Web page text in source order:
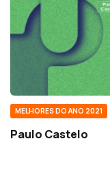
MELHORES DO ANO 2021
Paulo Castelo